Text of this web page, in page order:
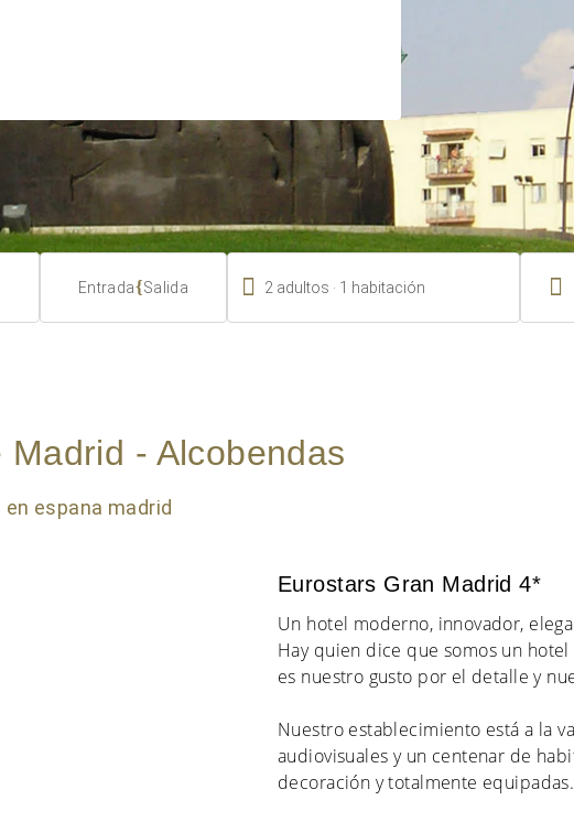
Entrada{Salida  2 adultos 1 habitación 
- Alcobendas
Eurostars Gran Madrid 4*
Un hotel moderno, innovador,
Hay quien dice que somos un
es nuestro gusto por el detalle y
Nuestro establecimiento está a la
audiovisuales y un centenar de
decoración y totalmente equipadas.